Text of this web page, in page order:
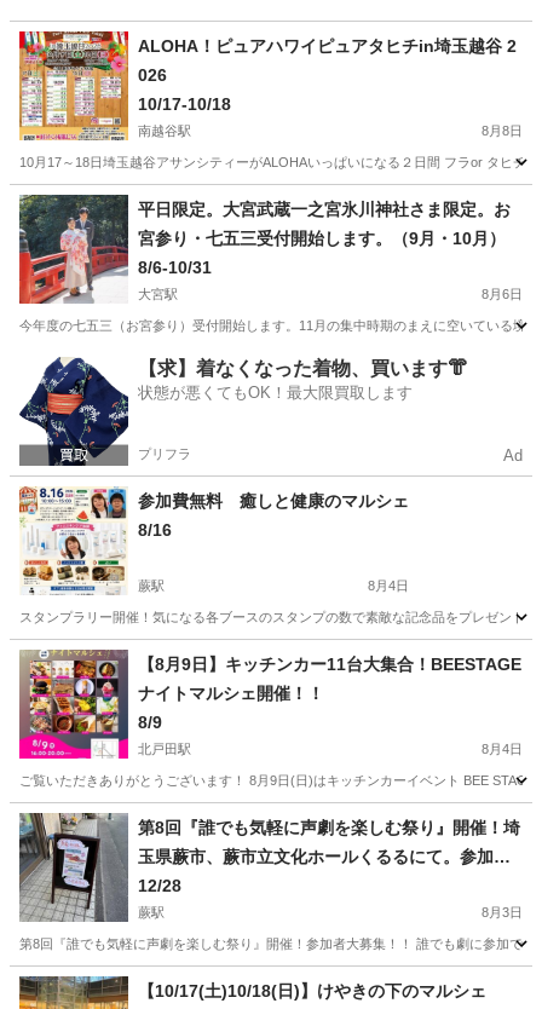
ALOHA！ピュアハワイピュアタヒチin埼玉越谷 2
026
10/17-10/18
南越谷駅 8月8日
10月17～18日埼玉越谷アサンシティーがALOHAいっぱいになる２日間 フラor タヒ
埼玉 越谷市 南越谷駅 地域/お祭り ファミリー
平日限定。大宮武蔵一之宮氷川神社さま限定。お
宮参り・七五三受付開始します。（9月・10月）
8/6-10/31
大宮駅 8月6日
今年度の七五三（お宮参り）受付開始します。11月の集中時期のまえに空いている
埼玉 さいたま市 大宮駅 地域/お祭り 氷川神社
【求】着なくなった着物、買います👘
状態が悪くてもOK！最大限買取します
プリフラ Ad
参加費無料 癒しと健康のマルシェ
8/16
蕨駅 8月4日
スタンプラリー開催！気になる各ブースのスタンプの数で素敵な記念品をプレゼント
埼玉 川口市 蕨駅 地域/お祭り マルシェ
【8月9日】キッチンカー11台大集合！BEESTAGE
ナイトマルシェ開催！！
8/9
北戸田駅 8月4日
ご覧いただきありがとうございます！ 8月9日(日)はキッチンカーイベント BEE
埼玉 戸田市 北戸田駅 地域/お祭り キッチンカー
第8回『誰でも気軽に声劇を楽しむ祭り』開催！埼
玉県蕨市、蕨市立文化ホールくるるにて。参加
者、出演者、観覧、大募集！！！
12/28
蕨駅 8月3日
第8回『誰でも気軽に声劇を楽しむ祭り』開催！参加者大募集！！ 誰でも劇に参加で
埼玉 蕨市 蕨駅 地域/お祭り オープンマイク
【10/17(土)10/18(日)】けやきの下のマルシェ